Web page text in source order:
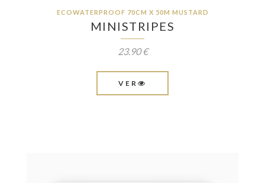
ECOWATERPROOF 70CM X 50M MUSTARD
MINISTRIPES
23.90 €
VER